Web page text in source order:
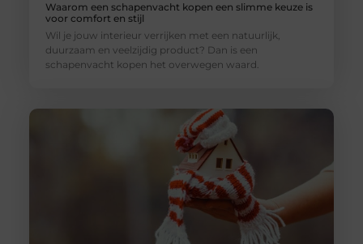
Waarom een schapenvacht kopen een slimme keuze is
voor comfort en stijl
Wil je jouw interieur verrijken met een natuurlijk,
duurzaam en veelzijdig product? Dan is een
schapenvacht kopen het overwegen waard.